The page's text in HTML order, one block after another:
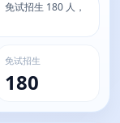
试招生 180 人，
免试招生
180